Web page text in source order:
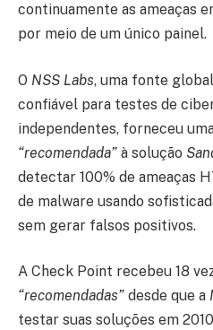
continuamente as ameaças
por meio de um único painel.
O NSS Labs, uma fonte
confiável para testes de
independentes, forneceu
“recomendada” à solução
detectar 100% de ameaças
de malware usando
sem gerar falsos positivos.
A Check Point recebeu 18
“recomendadas” desde que a
testar suas soluções em